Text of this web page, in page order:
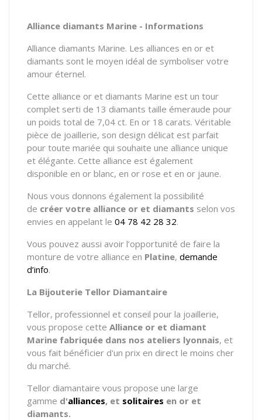
Alliance diamants Marine - Informations
Alliance diamants Marine. Les alliances en or et
diamants sont le moyen idéal de symboliser votre
amour éternel.
Cette alliance or et diamants Marine est un tour
complet serti de 13 diamants taille émeraude pour
un poids total de 7,04 ct. En or 18 carats. Véritable
pièce de joaillerie, son design délicat est parfait
pour toute mariée qui souhaite une alliance unique
et élégante. Cette alliance est également
disponible en or blanc, en or rose et en or jaune.
Nous vous donnons également la possibilité
de créer votre alliance or et diamants selon vos
envies en appelant le 04 78 42 28 32.
Vous pouvez aussi avoir l’opportunité de faire la
monture de votre alliance en Platine, demande
d’info.
La Bijouterie Tellor Diamantaire
Tellor, professionnel et conseil pour la joaillerie,
vous propose cette Alliance or et diamant
Marine fabriquée dans nos ateliers lyonnais, et
vous fait bénéficier d'un prix en direct le moins cher
du marché.
Tellor diamantaire vous propose une large
gamme d'alliances, et solitaires en or et
diamants.